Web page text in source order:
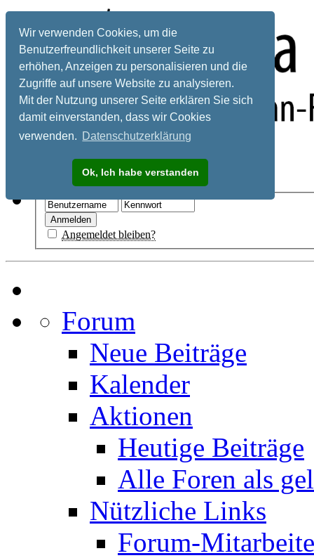
Wir verwenden Cookies, um die
Benutzerfreundlichkeit unserer Seite zu
erhöhen, Anzeigen zu personalisieren und die
Zugriffe auf unsere Website zu analysieren.
Mit der Nutzung unserer Seite erklären Sie sich
damit einverstanden, dass wir Cookies
verwenden. Datenschutzerklärung
Ok, Ich habe verstanden
Registrieren
Angemeldet bleiben?
Forum
Neue Beiträge
Kalender
Aktionen
Heutige Beiträge
Alle Foren als
Nützliche Links
Forum-